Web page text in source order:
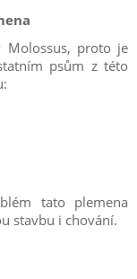
Molossus, proto je
psům z této
tato plemena
stavbu i chování.